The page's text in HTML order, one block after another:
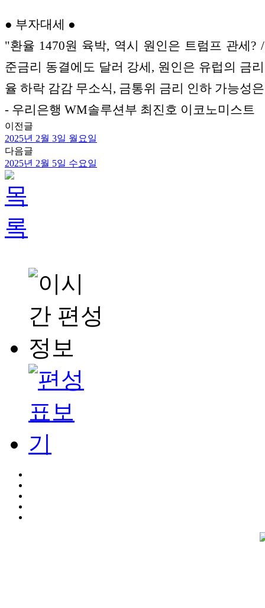
● 부자대세 ●
"환율 1470원 육박, 역시 원인은 트럼프 관세?
준금리 동결에도 달러 강세, 원인은 유럽의 금
율 하락 감감 무소식, 금통위 금리 인하 가능성
- 우리은행 WM솔루션부 최진호 이코노미스트
이전글
2025년 2월 3일 월요일
다음글
2025년 2월 5일 수요일